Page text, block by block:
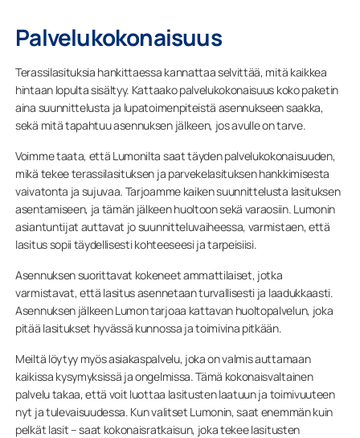
Palvelukokonaisuus
Terassilasituksia hankittaessa kannattaa selvittää, mitä kaikkea
hintaan lopulta sisältyy. Kattaako palvelukokonaisuus koko paketin
aina suunnittelusta ja lupatoimenpiteistä asennukseen saakka,
sekä mitä tapahtuu asennuksen jälkeen, jos avulle on tarve.
Voimme taata, että Lumonilta saat täyden palvelukokonaisuuden,
mikä tekee terassilasituksen ja parvekelasituksen hankkimisesta
vaivatonta ja sujuvaa. Tarjoamme kaiken suunnittelusta lasituksen
asentamiseen, ja tämän jälkeen huoltoon sekä varaosiin. Lumonin
asiantuntijat auttavat jo suunnitteluvaiheessa, varmistaen, että
lasitus sopii täydellisesti kohteeseesi ja tarpeisiisi.
Asennuksen suorittavat kokeneet ammattilaiset, jotka
varmistavat, että lasitus asennetaan turvallisesti ja laadukkaasti.
Asennuksen jälkeen Lumon tarjoaa kattavan huoltopalvelun, joka
pitää lasitukset hyvässä kunnossa ja toimivina pitkään.
Meiltä löytyy myös asiakaspalvelu, joka on valmis auttamaan
kaikissa kysymyksissä ja ongelmissa. Tämä kokonaisvaltainen
palvelu takaa, että voit luottaa lasitusten laatuun ja toimivuuteen
nyt ja tulevaisuudessa. Kun valitset Lumonin, saat enemmän kuin
pelkät lasit – saat kokonaisratkaisun, joka tekee lasitusten